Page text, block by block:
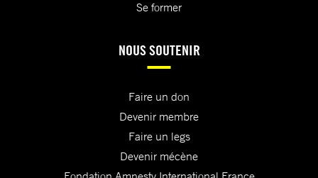
Se former
NOUS SOUTENIR
Faire un don
Devenir membre
Faire un legs
Devenir mécène